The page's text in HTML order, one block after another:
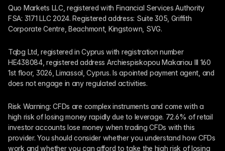
Quo Markets LLC, registered with Financial Services Authority
FSA: 3171 LLC 2024. Registered address: Suite 305, Griffith
Corporate Centre, Beachmont, Kingstown, SVG.
Tqbg Ltd, registered in Cyprus with registration number
HE438084, registered address Archiespiskopou Makariou III 160
1st floor, 3026, Limassol, Cyprus. Is apointed payment agent, and
does not engage in any regulated activities.
Risk Warning: CFDs are complex instruments and come with a
high risk of losing money rapidly due to leverage. 72.6% of retail
investor accounts lose money when trading CFDs with this
provider. You should consider whether you understand how CFDs
work and whether you can afford to take the high risk of losing